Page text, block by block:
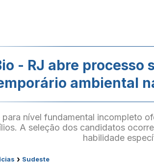
- RJ abre processo
ambiental
nível fundamental incompleto
A seleção dos candidatos
habilidade
› Sudeste